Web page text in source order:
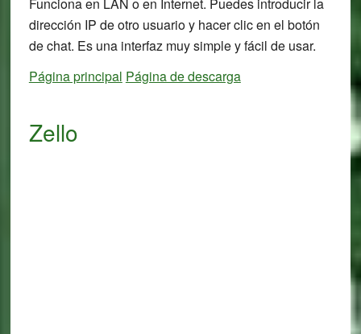
dirección IP de otro usuario y hacer clic en el botón
de chat. Es una interfaz muy simple y fácil de usar.
Página principal Página de descarga
Zello